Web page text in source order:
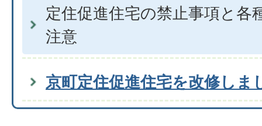
定住促進住宅の禁止事項と各
注意
京町定住促進住宅を改修しま